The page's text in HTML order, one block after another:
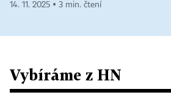
14. 11. 2025 ▪ 3 min. čtení
Vybíráme z HN